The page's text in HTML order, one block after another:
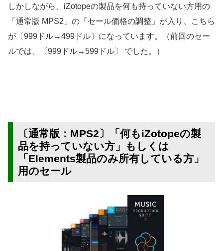
しかしながら、iZotopeの製品を何も持っていない方用の
「通常版 MPS2」の「セール価格の調整」が入り、こちら
が〔999ドル→499ドル〕になっています。（前回のセー
ルでは、〔999ドル→599ドル〕 でした。）
〔通常版：MPS2〕「何もiZotopeの製
品を持っていない方」もしくは
「Elements製品のみ所有している方」
用のセール